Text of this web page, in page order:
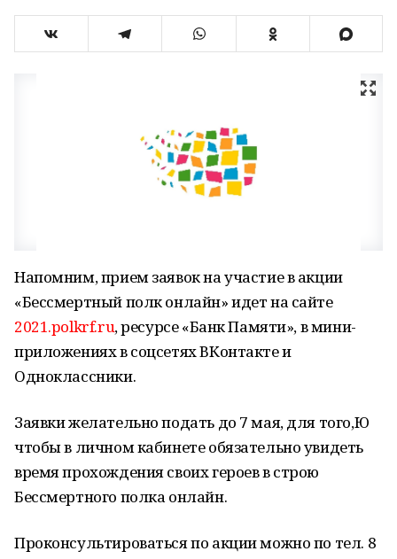
Напомним, прием заявок на участие в акции
«Бессмертный полк онлайн» идет на сайте
2021.polkrf.ru, ресурсе «Банк Памяти», в мини-
приложениях в соцсетях ВКонтакте и
Одноклассники.
Заявки желательно подать до 7 мая, для того,Ю
чтобы в личном кабинете обязательно увидеть
время прохождения своих героев в строю
Бессмертного полка онлайн.
Проконсультироваться по акции можно по тел. 8